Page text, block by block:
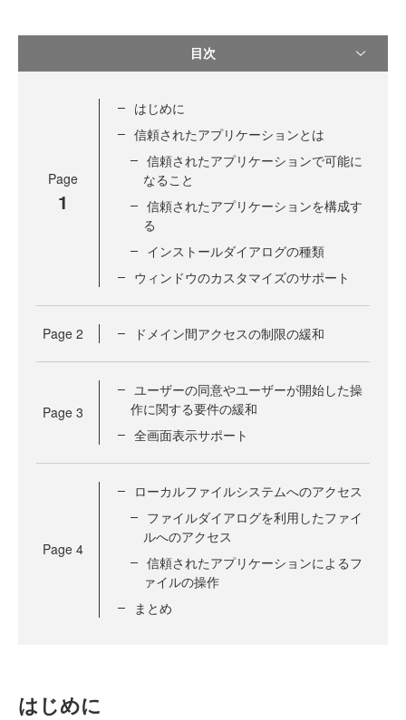
目次
Page
1
はじめに
信頼されたアプリケーションとは
信頼されたアプリケーションで可能に
なること
信頼されたアプリケーションを構成す
る
インストールダイアログの種類
ウィンドウのカスタマイズのサポート
Page 2 ドメイン間アクセスの制限の緩和
Page 3
ユーザーの同意やユーザーが開始した操
作に関する要件の緩和
全画面表示サポート
Page 4
ローカルファイルシステムへのアクセス
ファイルダイアログを利用したファイ
ルへのアクセス
信頼されたアプリケーションによるフ
ァイルの操作
まとめ
はじめに